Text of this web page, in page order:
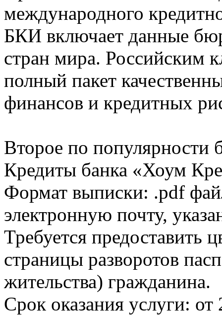
международного
БКИ включает данные
стран мира. Российским
полный пакет
финансов и кредитных
Второе по популярности
Кредиты банка «Хоум
Формат выписки: .pdf
электронную почту,
Требуется предоставить
страницы разворотов
жительства) гражданина.
Срок оказания услуги: от